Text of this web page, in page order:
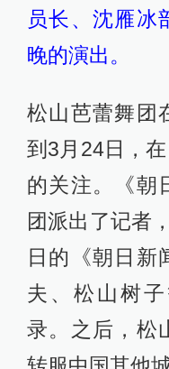
员长、沈雁冰
晚的演出。
松山芭蕾舞团
到3月24日，
的关注。《朝
团派出了记者
日的《朝日新
夫、松山树
录。之后，松